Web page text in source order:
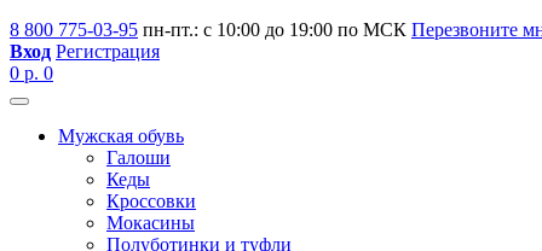
8 800 775-03-95 пн-пт.: с 10:00 до 19:00 по МСК Перезвоните
Вход Регистрация
0 р. 0
Мужская обувь
Галоши
Кеды
Кроссовки
Мокасины
Полуботинки и туфли